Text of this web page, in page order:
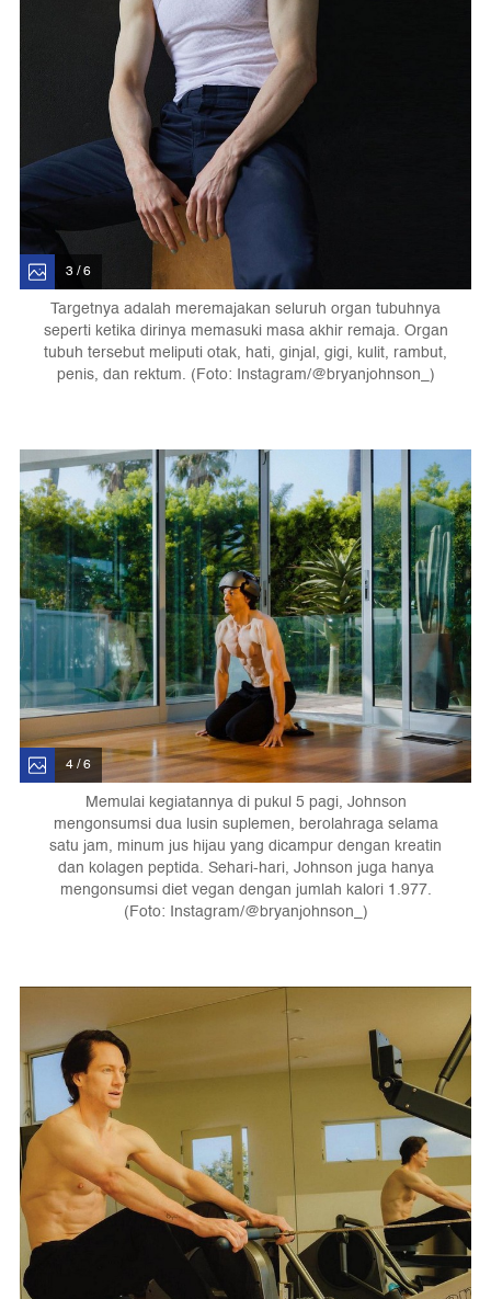
3 / 6
Targetnya adalah meremajakan seluruh organ tubuhnya
seperti ketika dirinya memasuki masa akhir remaja. Organ
tubuh tersebut meliputi otak, hati, ginjal, gigi, kulit, rambut,
penis, dan rektum. (Foto: Instagram/@bryanjohnson_)
4 / 6
Memulai kegiatannya di pukul 5 pagi, Johnson
mengonsumsi dua lusin suplemen, berolahraga selama
satu jam, minum jus hijau yang dicampur dengan kreatin
dan kolagen peptida. Sehari-hari, Johnson juga hanya
mengonsumsi diet vegan dengan jumlah kalori 1.977.
(Foto: Instagram/@bryanjohnson_)